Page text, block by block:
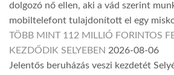
dolgozó nő ellen, aki a vád szerint
mobiltelefont tulajdonított el egy
TÖBB MINT 112 MILLIÓ FORINTOS
KEZDŐDIK SELYEBEN 2026-08-06
Jelentős beruházás veszi kezdetét